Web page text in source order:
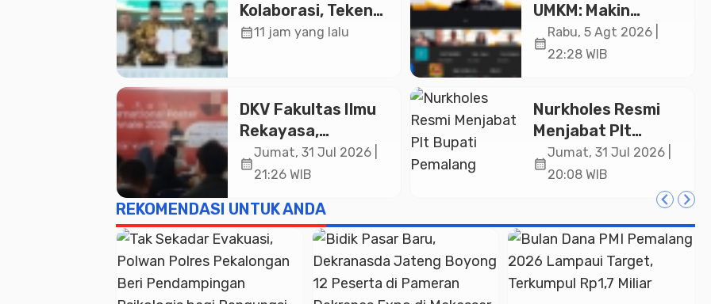
Kolaborasi, Teken
19 Kerja Sama
calendar_month11 jam yang lalu
UMKM: Makin
Sejahtera atau
Merana? Ini
calendar_month
Rabu, 5 Agt 2026 |
22:28 WIB
DKV Fakultas Ilmu
Rekayasa,
Universitas
Paramadina Gelar
calendar_month
Jumat, 31 Jul 2026 |
21:26 WIB
Nurkholes Resmi
Menjabat Plt
Bupati Pemalang
calendar_month
Jumat, 31 Jul 2026 |
20:08 WIB
REKOMENDASI UNTUK ANDA